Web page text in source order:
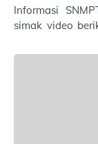
Informasi
simak video